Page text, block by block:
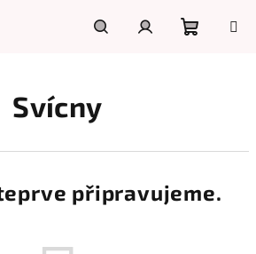
Svícny
připravujeme.